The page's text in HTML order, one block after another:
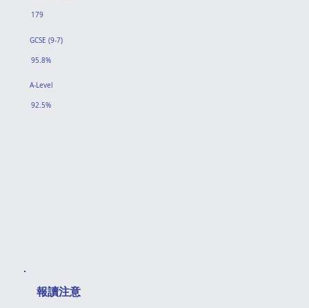
179
GCSE (9-7)
95.8%
A-Level
92.5%
​報讀注意